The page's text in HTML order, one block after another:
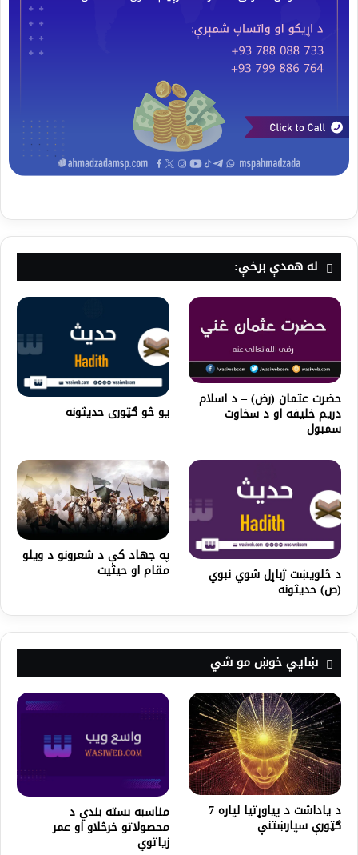
له همدې برخې:
حضرت عثمان (رض) – د اسلام
دریم خلیفه او د سخاوت
سمبول
یو څو ګټوری حدیثونه
د څلويښت ژباړل شوي نبوي
(ص) حديثونه
په جهاد کې د شعرونو د ويلو
مقام او حيثيت
ښايي خوښ مو شي
‎
د یاداشت د پیاوړتیا لپاره 7
ګټورې سپارښتنې
مناسبه بسته بندي د
محصولاتو خرڅلاو او عمر
زیاتوي